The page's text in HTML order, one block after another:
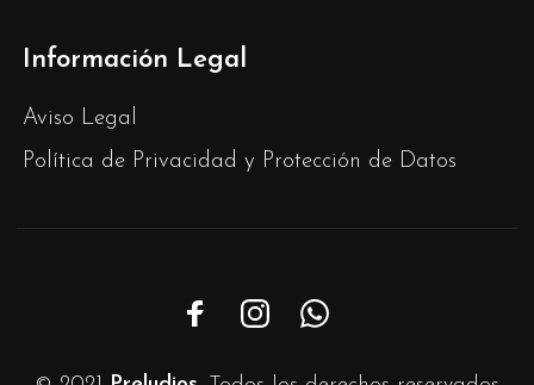
Información Legal
Aviso Legal
Política de Privacidad y Protección de Datos